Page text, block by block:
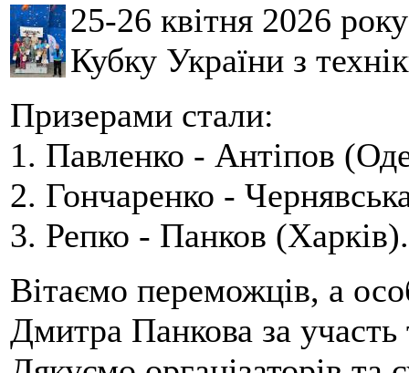
25-26 квітня 2026
Кубку України з
Призерами стали:
1. Павленко - Антіпов
2. Гончаренко -
3. Репко - Панков (Харків).
Вітаємо переможців, а
Дмитра Панкова за